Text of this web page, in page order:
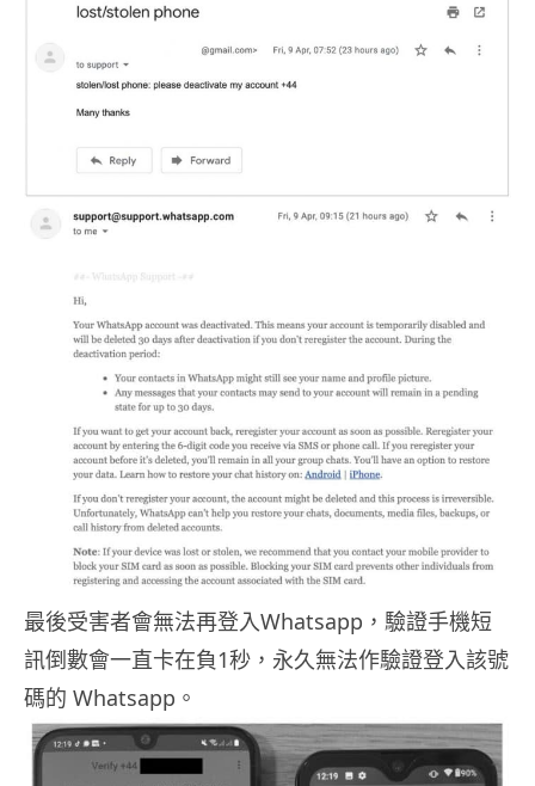
最後受害者會無法再登入Whatsapp，驗證手機短
訊倒數會一直卡在負1秒，永久無法作驗證登入該號
碼的 Whatsapp。